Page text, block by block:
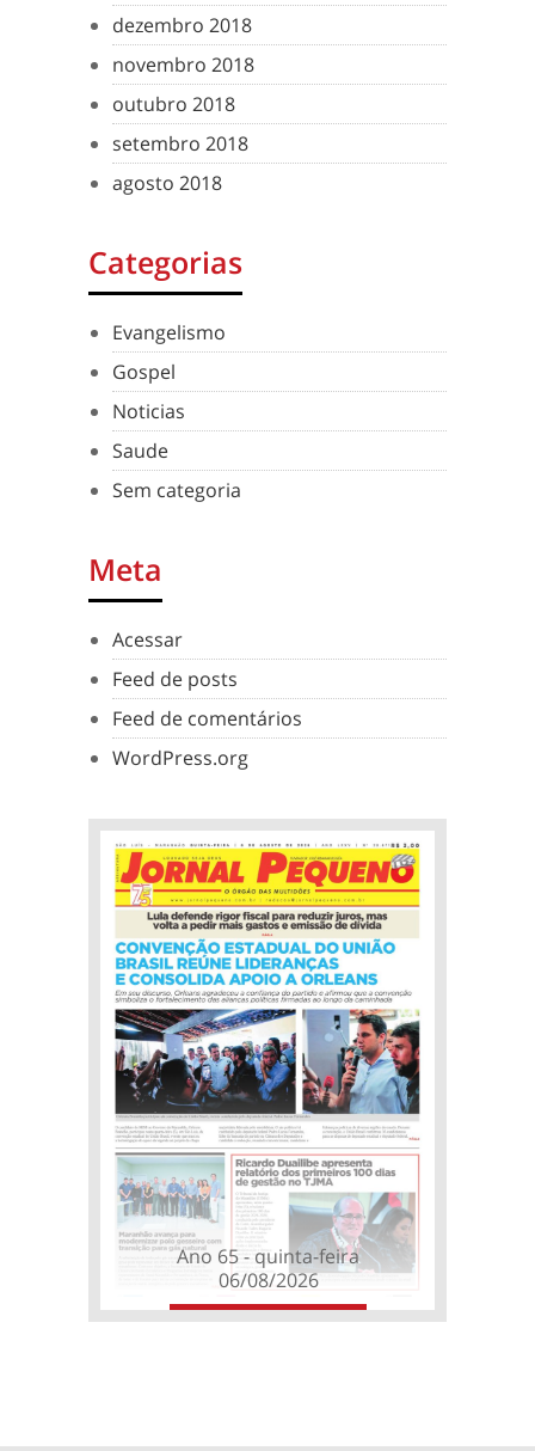
dezembro 2018
novembro 2018
outubro 2018
setembro 2018
agosto 2018
Categorias
Evangelismo
Gospel
Noticias
Saude
Sem categoria
Meta
Acessar
Feed de posts
Feed de comentários
WordPress.org
Ano 65 - quinta-feira
06/08/2026